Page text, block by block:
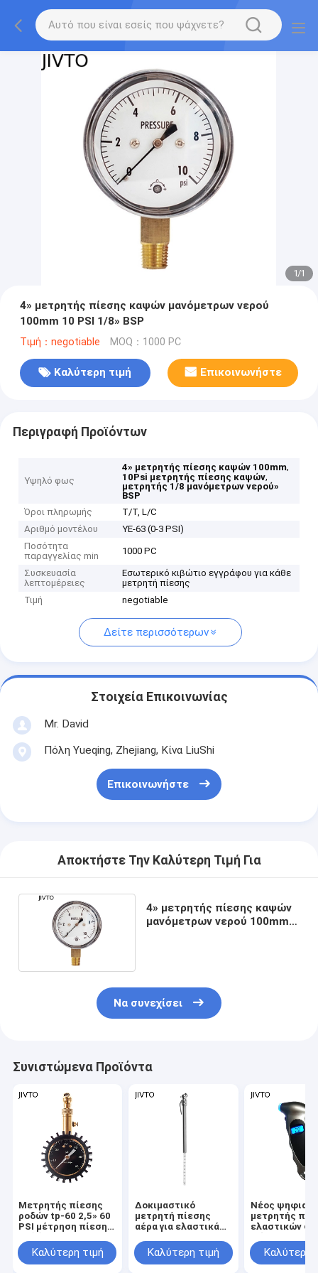
1/1
4» μετρητής πίεσης καψών μανόμετρων νερού
100mm 10 PSI 1/8» BSP
Τιμή：negotiable MOQ：1000 PC
Καλύτερη τιμή Επικοινωνήστε
Περιγραφή Προϊόντων
Υψηλό φως
4» μετρητής πίεσης καψών 100mm,
10Psi μετρητής πίεσης καψών,
μετρητής 1/8 μανόμετρων νερού»
BSP
Όροι πληρωμής
T/T, L/C
Αριθμό μοντέλου
YE-63 (0-3 PSI)
Ποσότητα
παραγγελίας min
1000 PC
Συσκευασία
λεπτομέρειες
Εσωτερικό κιβώτιο εγγράφου για κάθε
μετρητή πίεσης
Τιμή
negotiable
Δείτε περισσότερων
Στοιχεία Επικοινωνίας
Mr. David
Πόλη Yueqing, Zhejiang, Κίνα LiuShi
Επικοινωνήστε
Αποκτήστε Την Καλύτερη Τιμή Για
4» μετρητής πίεσης καψών
μανόμετρων νερού 100mm
Να συνεχίσει
Συνιστώμενα Προϊόντα
Μετρητής πίεσης
ροδών tp-60 2,5» 60
PSI μέτρηση πίεσης
360 βαθμών
Καλύτερη τιμή
Δοκιμαστικό
μετρητή πίεσης
αέρα για ελαστικά
Καλύτερη τιμή
Νέος
μετρητής
ελαστικών
ελαστικό
Καλύτερη